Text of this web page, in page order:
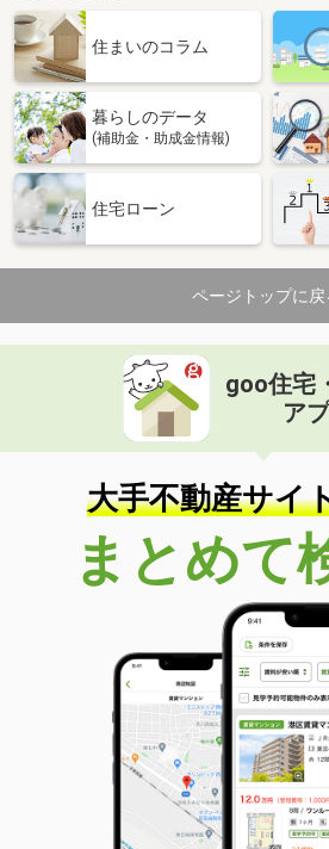
住まいのコラム
暮らしのデータ
(補助金・助成金情報)
住宅ローン
ページトップに戻
goo住宅
ア
大手不動産サイ
まとめて